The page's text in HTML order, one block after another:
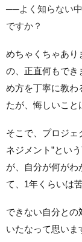
──よく知らない
ですか？
めちゃくちゃあり
の、正直何もでき
め方を丁寧に教わ
たが、悔しいこと
そこで、プロジェ
ネジメント”とい
が、自分が何がわ
て、1年くらいは
できない自分との
いたなって思いま